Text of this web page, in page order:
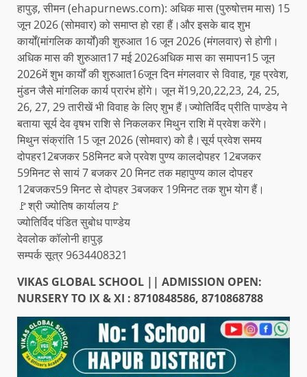
हापुड़, सीमन (ehapurnews.com): अधिक मास (पुरुषोत्तम मास) 15
जून 2026 (सोमवार) को समाप्त हो रहा हैं।और इसके बाद शुभ
कार्यों(मांगलिक कार्यों)की शुरुआत 16 जून 2026 (मंगलवार) से होगी।
अधिक मास की शुरुआत17 मई 2026अधिक मास का समापन15 जून
2026में शुभ कार्यों की शुरुआत16जून दिन मंगलवार से विवाह, गृह प्रवेश,
मुंडन जैसे मांगलिक कार्य प्रारंभ होंगे। जून में19,20,22,23, 24, 25,
26, 27, 29 तारीखें भी विवाह के लिए शुभ हैं।ज्योतिर्विद प्रीति पाण्डेय ने
बताया सूर्य देव वृषभ राशि से निकलकर मिथुन राशि में प्रवेश करेंगे।
मिथुन संक्रांति 15 जून 2026 (सोमवार) को है।सूर्य प्रवेश समय
दोपहर12बजकर 58मिनट बजे प्रवेश पुण्य कालदोपहर 12बजकर
59मिनट से सायं 7 बजकर 20 मिनट तक महापुण्य काल दोपहर
12बजकर59 मिनट से दोपहर 3बजकर 19मिनट तक शुभ योग हैं।
🚩श्री ज्योतिष कार्यालय🚩
ज्योतिर्विद पंडित सुबोध पाण्डेय
देवलोक कॉलोनी हापुड़
सम्पर्क सूत्र 9634408321
VIKAS GLOBAL SCHOOL || ADMISSION OPEN:
NURSERY TO IX & XI : 8710848586, 8710868788